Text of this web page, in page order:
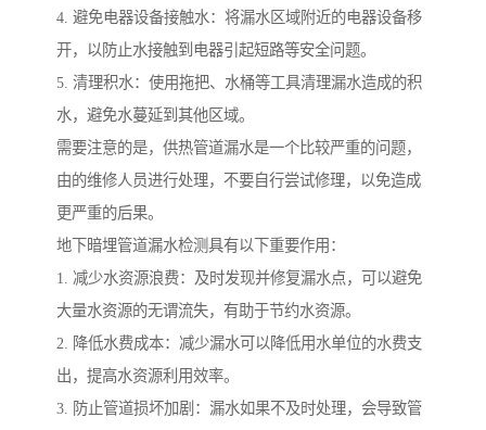
4. 避免电器设备接触水：将漏水区域附近的电器设备移
开，以防止水接触到电器引起短路等安全问题。
5. 清理积水：使用拖把、水桶等工具清理漏水造成的积
水，避免水蔓延到其他区域。
需要注意的是，供热管道漏水是一个比较严重的问题，
由的维修人员进行处理，不要自行尝试修理，以免造成
更严重的后果。
地下暗埋管道漏水检测具有以下重要作用：
1. 减少水资源浪费：及时发现并修复漏水点，可以避免
大量水资源的无谓流失，有助于节约水资源。
2. 降低水费成本：减少漏水可以降低用水单位的水费支
出，提高水资源利用效率。
3. 防止管道损坏加剧：漏水如果不及时处理，会导致管